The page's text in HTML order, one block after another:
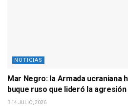
NOTICIAS
Mar Negro: la Armada ucraniana
buque ruso que lideró la
14 JULIO, 2026